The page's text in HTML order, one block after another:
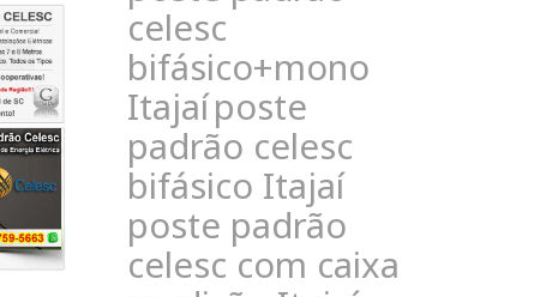
celesc
bifásico+mono
Itajaíposte
padrão celesc
bifásico Itajaí
poste padrão
celesc com caixa